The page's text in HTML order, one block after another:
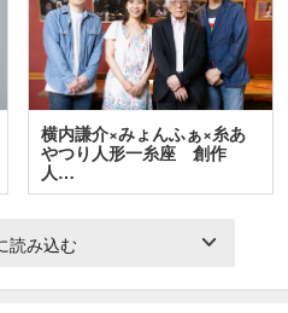
横内謙介×みょんふぁ×糸あ
やつり人形一糸座 創作
人…
読み込む